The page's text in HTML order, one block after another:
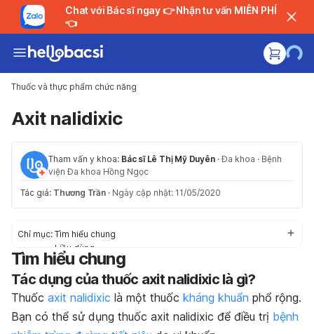
Chat với Bác sĩ ngay 👉 Nhận tư vấn MIỄN PHÍ
👈
Thuốc và thực phẩm chức năng
Axit nalidixic
Tham vấn y khoa: Bác sĩ Lê Thị Mỹ Duyên ·Đa khoa · Bệnh
viện Đa khoa Hồng Ngọc
Tác giả: Thương Trần · Ngày cập nhật: 11/05/2020
Chỉ mục: Tìm hiểu chung
Liều dùng
Tác dụng phụ
Thận trọng trước khi dùng
Tương tác thuốc
Trường hợp khẩn cấp/quá liều
Tìm hiểu chung
Tác dụng của thuốc axit nalidixic là gì?
Thuốc axit nalidixic là một thuốc kháng khuẩn phổ rộng.
Bạn có thể sử dụng thuốc axit nalidixic để điều trị bệnh